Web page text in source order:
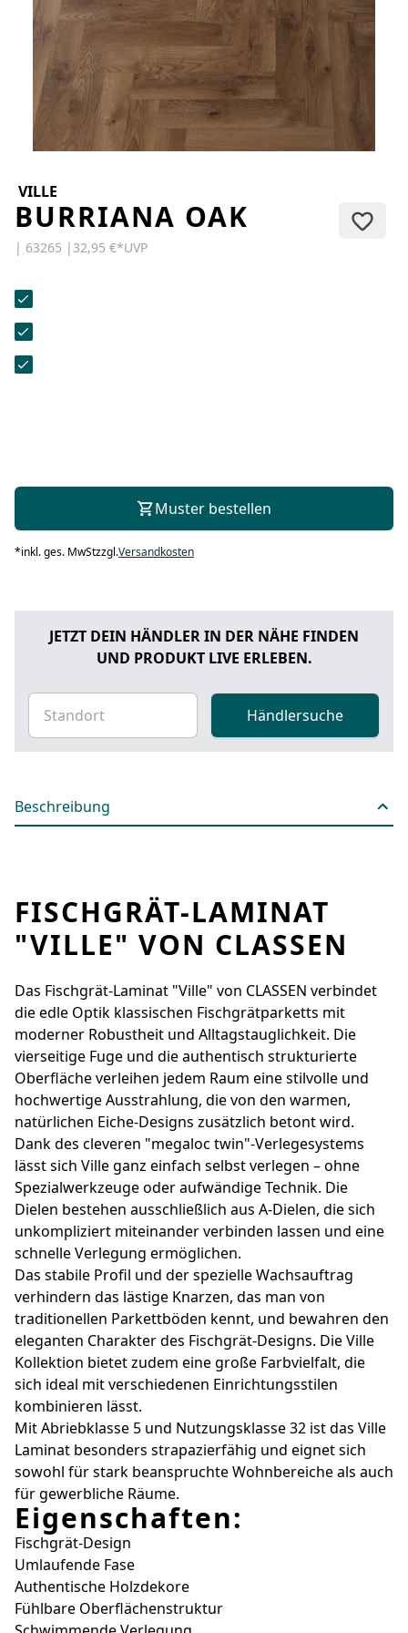
KONTAKT
Sie haben Fragen oder wünschen
eine persönliche Beratung?
Unser Team ist für Sie da –
schnell, freundlich und
kompetent. Schreiben Sie uns,
unser Kontaktformular.
VILLE
BURRIANA OAK
| 63265 |32,95 €*UVP
Muster bestellen
*inkl. ges. MwStzzgl.Versandkosten
JETZT DEIN HÄNDLER IN DER NÄHE FINDEN
UND PRODUKT LIVE ERLEBEN.
Händlersuche
Beschreibung
FISCHGRÄT-LAMINAT
"VILLE" VON CLASSEN
Das Fischgrät-Laminat "Ville" von CLASSEN verbindet
die edle Optik klassischen Fischgrätparketts mit
moderner Robustheit und Alltagstauglichkeit. Die
vierseitige Fuge und die authentisch strukturierte
Oberfläche verleihen jedem Raum eine stilvolle und
hochwertige Ausstrahlung, die von den warmen,
natürlichen Eiche-Designs zusätzlich betont wird.
Dank des cleveren "megaloc twin"-Verlegesystems
lässt sich Ville ganz einfach selbst verlegen – ohne
Spezialwerkzeuge oder aufwändige Technik. Die
Dielen bestehen ausschließlich aus A-Dielen, die sich
unkompliziert miteinander verbinden lassen und eine
schnelle Verlegung ermöglichen.
Das stabile Profil und der spezielle Wachsauftrag
verhindern das lästige Knarzen, das man von
traditionellen Parkettböden kennt, und bewahren den
eleganten Charakter des Fischgrät-Designs. Die Ville
Kollektion bietet zudem eine große Farbvielfalt, die
sich ideal mit verschiedenen Einrichtungsstilen
kombinieren lässt.
Mit Abriebklasse 5 und Nutzungsklasse 32 ist das Ville
Laminat besonders strapazierfähig und eignet sich
sowohl für stark beanspruchte Wohnbereiche als auch
für gewerbliche Räume.
Eigenschaften:
Fischgrät-Design
Umlaufende Fase
Authentische Holzdekore
Fühlbare Oberflächenstruktur